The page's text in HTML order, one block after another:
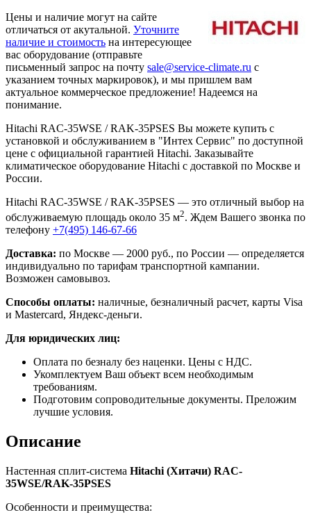
Цены и наличие могут на сайте
отличаться от акутальной. Уточните
наличие и стоимость на интересующее
вас оборудование (отправьте
письменный запрос на почту sale@service-climate.ru с
указанием точных маркировок), и мы пришлем вам
актуальное коммерческое предложение! Надеемся на
понимание.
Hitachi RAC-35WSE / RAK-35PSES Вы можете купить с
установкой и обслуживанием в "Интех Сервис" по доступной
цене с официальной гарантией Hitachi. Заказывайте
климатическое оборудование Hitachi с доставкой по Москве и
России.
Hitachi RAC-35WSE / RAK-35PSES — это отличный выбор на
обслуживаемую площадь около 35 м2. Ждем Вашего звонка по
телефону +7(495) 146-67-66
Доставка: по Москве — 2000 руб., по России — определяется
индивидуально по тарифам транспортной кампании.
Возможен самовывоз.
Способы оплаты: наличные, безналичный расчет, карты Visa
и Mastercard, Яндекс-деньги.
Для юридических лиц:
Оплата по безналу без наценки. Цены с НДС.
Укомплектуем Ваш объект всем необходимым
требованиям.
Подготовим сопроводительные документы. Преложим
лучшие условия.
Описание
Настенная сплит-система Hitachi (Хитачи) RAC-
35WSE/RAK-35PSES
Особенности и преимущества: